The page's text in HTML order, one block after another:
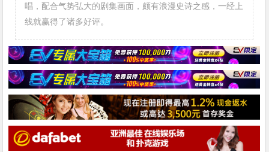
唱，配合气势弘大的剧集画面，颇有浪漫史诗之感，一经上
线就赢得了诸多好评。